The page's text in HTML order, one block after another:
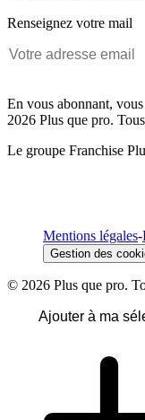
Renseignez votre mail
En vous abonnant,
2026 Plus que pro.
Le groupe Franchise
Mentions légales-
Gestion des
© 2026 Plus que pro.
Ajouter à ma